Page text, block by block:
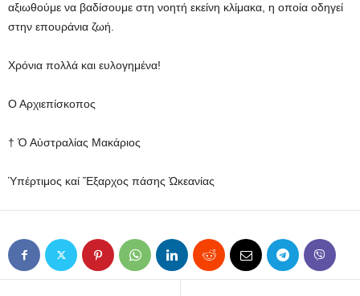
αξιωθούμε να βαδίσουμε στη νοητή εκείνη κλίμακα, η οποία οδηγεί
στην επουράνια ζωή.
Χρόνια πολλά και ευλογημένα!
Ο Αρχιεπίσκοπος
† Ὁ Αὐστραλίας Μακάριος
Ὑπέρτιμος καί Ἔξαρχος πάσης Ὠκεανίας